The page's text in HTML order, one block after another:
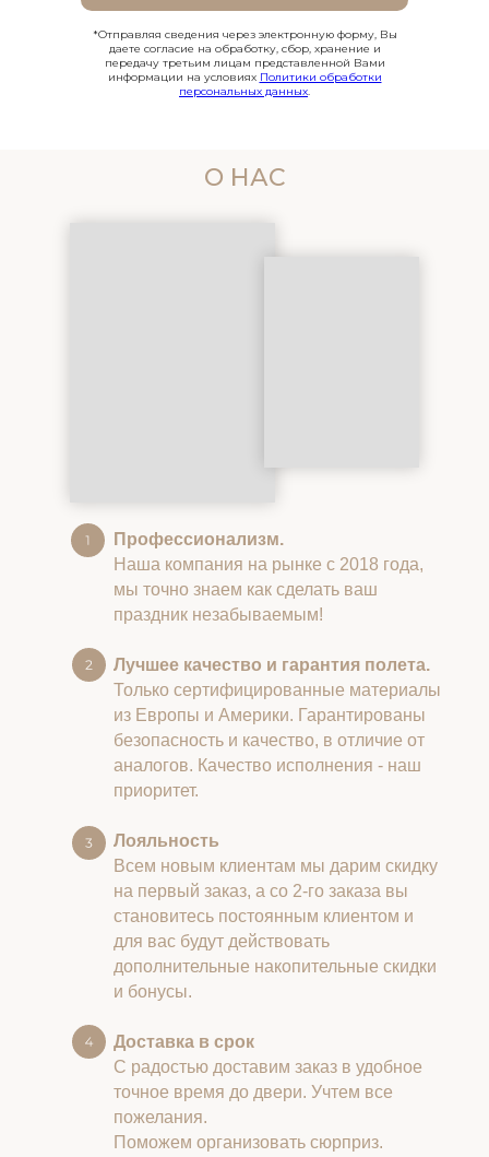
*Отправляя сведения через электронную форму, Вы
даете согласие на обработку, сбор, хранение и
передачу третьим лицам представленной Вами
информации на условиях Политики обработки
персональных данных.
О НАС
Профессионализм.
Наша компания на рынке с 2018 года,
мы точно знаем как сделать ваш
праздник незабываемым!
Лучшее качество и гарантия полета.
Только сертифицированные материалы
из Европы и Америки. Гарантированы
безопасность и качество, в отличие от
аналогов. Качество исполнения - наш
приоритет.
Лояльность
Всем новым клиентам мы дарим скидку
на первый заказ, а со 2-го заказа вы
становитесь постоянным клиентом и
для вас будут действовать
дополнительные накопительные скидки
и бонусы.
Доставка в срок
С радостью доставим заказ в удобное
точное время до двери. Учтем все
пожелания.
Поможем организовать сюрприз.